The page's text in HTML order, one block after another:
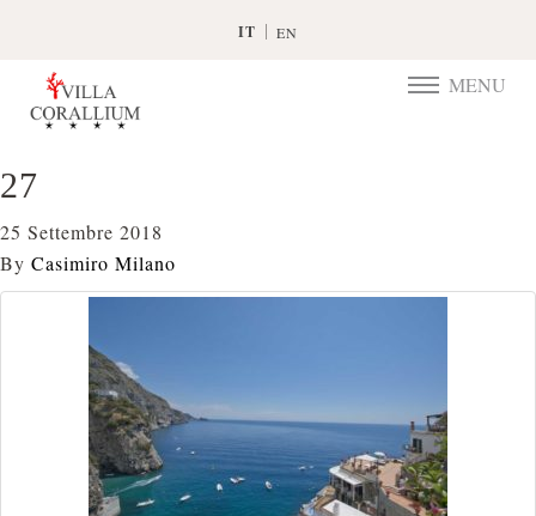
IT EN
TOGGLE
MENU
27
25 Settembre 2018
By Casimiro Milano